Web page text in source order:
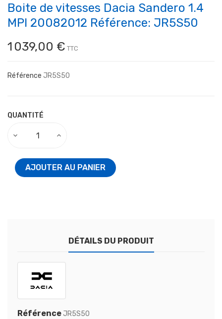
Boite de vitesses Dacia Sandero 1.4
MPI 20082012 Référence: JR5S50
1 039,00 € TTC
Référence JR5S50
QUANTITÉ
AJOUTER AU PANIER
DÉTAILS DU PRODUIT
Référence JR5S50